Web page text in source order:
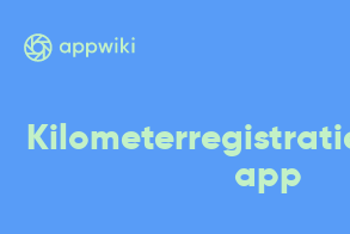
Facturatie
app